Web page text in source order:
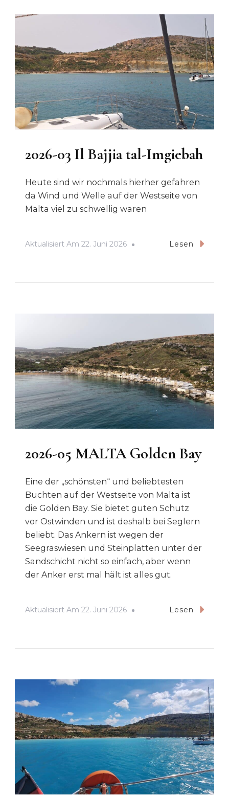
2026-03 Il Bajjia tal-Imgiebah
Heute sind wir nochmals hierher gefahren
da Wind und Welle auf der Westseite von
Malta viel zu schwellig waren
Aktualisiert Am 22. Juni 2026 Lesen
2026-05 MALTA Golden Bay
Eine der „schönsten“ und beliebtesten
Buchten auf der Westseite von Malta ist
die Golden Bay. Sie bietet guten Schutz
vor Ostwinden und ist deshalb bei Seglern
beliebt. Das Ankern ist wegen der
Seegraswiesen und Steinplatten unter der
Sandschicht nicht so einfach, aber wenn
der Anker erst mal hält ist alles gut.
Aktualisiert Am 22. Juni 2026 Lesen